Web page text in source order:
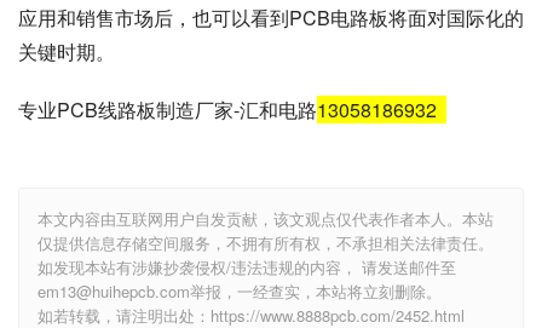
应用和销售市场后，也可以看到PCB电路板将面对国际化的
关键时期。
专业PCB线路板制造厂家-汇和电路13058186932
本文内容由互联网用户自发贡献，该文观点仅代表作者本人。本站
仅提供信息存储空间服务，不拥有所有权，不承担相关法律责任。
如发现本站有涉嫌抄袭侵权/违法违规的内容， 请发送邮件至
em13@huihepcb.com举报，一经查实，本站将立刻删除。
如若转载，请注明出处：https://www.8888pcb.com/2452.html